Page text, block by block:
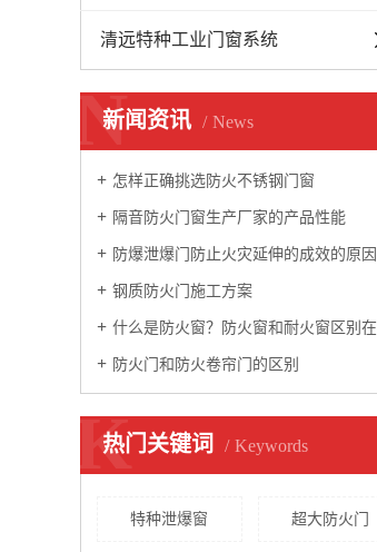
清远特种工业门窗系统
新闻资讯 News
N
怎样正确挑选防火不锈钢门窗
隔音防火门窗生产厂家的产品性能
防爆泄爆门防止火灾延伸的成效的原因
钢质防火门施工方案
什么是防火窗？防火窗和耐火窗区别在哪里？
防火门和防火卷帘门的区别
热门关键词 Keywords
K
特种泄爆窗 超大防火门